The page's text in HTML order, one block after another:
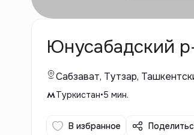
Юнусабадский
Сабзават, Тутзар,
Туркистан•5 мин.
В избранное